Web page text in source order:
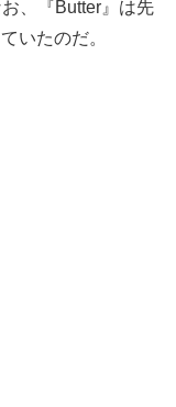
、『Butter』は先
いたのだ。